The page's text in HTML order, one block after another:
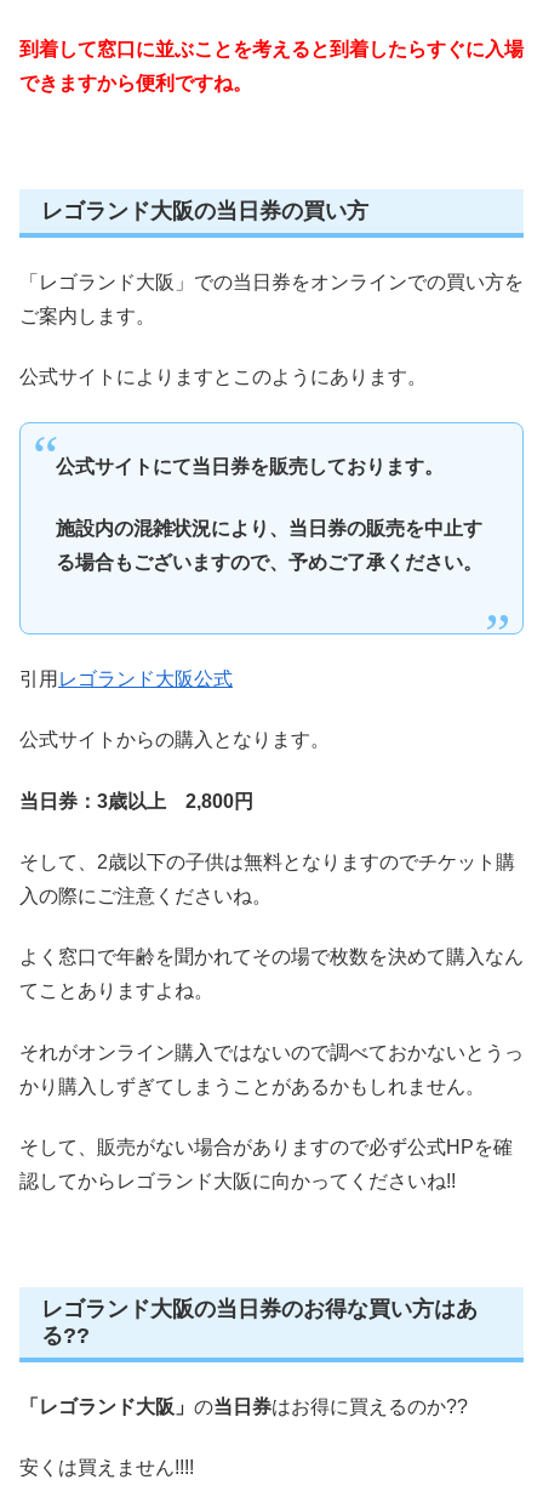
到着して窓口に並ぶことを考えると到着したらすぐに入場
できますから便利ですね。
レゴランド大阪の当日券の買い方
「レゴランド大阪」での当日券をオンラインでの買い方を
ご案内します。
公式サイトによりますとこのようにあります。
公式サイトにて当日券を販売しております。
施設内の混雑状況により、当日券の販売を中止す
る場合もございますので、予めご了承ください。
引用 レゴランド大阪公式
公式サイトからの購入となります。
当日券：3歳以上 2,800円
そして、 2歳以下の子供は無料となりますのでチケット購
入の際にご注意くださいね。
よく窓口で年齢を聞かれてその場で枚数を決めて購入なん
てことありますよね。
それがオンライン購入ではないので調べておかないとうっ
かり購入しずぎてしまうことがあるかもしれません。
そして、販売がない場合がありますので必ず公式HPを確
認してからレゴランド大阪に向かってくださいね!!
レゴランド大阪の当日券のお得な買い方はあ
る??
「レゴランド大阪」 の当日券はお得に買えるのか??
安くは買えません!!!!